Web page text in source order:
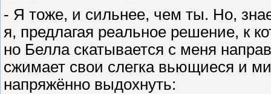
- Я тоже, и сильнее, чем ты. Но,
я, предлагая реальное решение, к
но Белла скатывается с меня
сжимает свои слегка вьющиеся и
напряжённо выдохнуть: